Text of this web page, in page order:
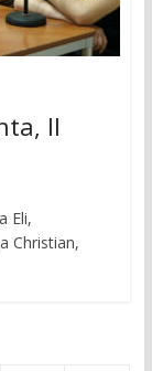
II
Eli,
Christian,